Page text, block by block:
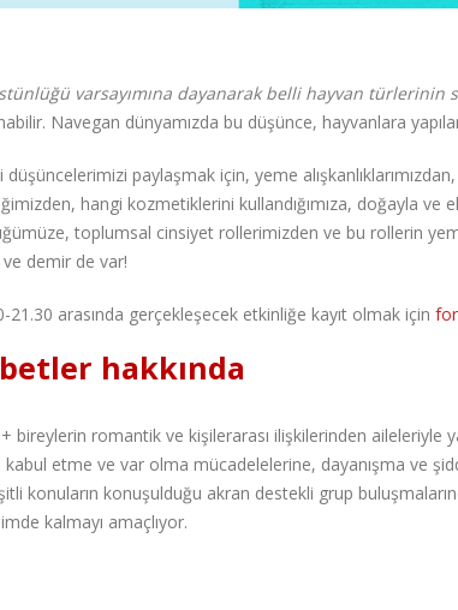
varsayımına dayanarak belli hayvan türlerinin
Navegan dünyamızda bu düşünce, hayvanlara
paylaşmak için, yeme
hangi kozmetiklerini kullandığımıza, doğayla ve
toplumsal cinsiyet rollerimizden ve bu rollerin
demir de var!
21.30 arasında gerçekleşecek etkinliğe kayıt olmak için
hakkında
bireylerin romantik ve kişilerarası ilişkilerinden aileleriyle
kabul etme ve var olma mücadelelerine, dayanışma ve
konuların konuşulduğu akran destekli grup
kalmayı amaçlıyor.